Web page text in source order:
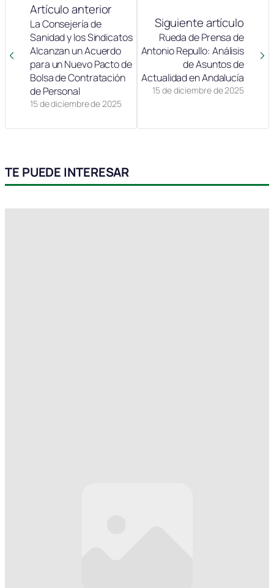
Artículo anterior
15 de diciembre de 2025
La Consejería de
Sanidad y los Sindicatos
Alcanzan un Acuerdo
para un Nuevo Pacto de
Bolsa de Contratación
de Personal
Siguiente artículo
15 de diciembre de 2025
Rueda de Prensa de
Antonio Repullo: Análisis
de Asuntos de
Actualidad en Andalucía
TE PUEDE INTERESAR